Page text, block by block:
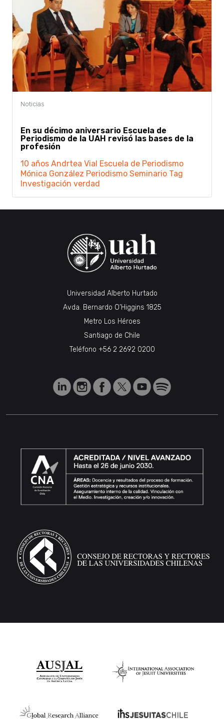
En su décimo aniversario Escuela de
Periodismo de la UAH revisó las bases de la
profesión
10 años Andrtea Vial Escuela de Periodismo
Mónica González Periodismo Seminario Tag
Investigación verdad
Universidad Alberto Hurtado
Avda. Bernardo O’Higgins 1825
Metro Los Héroes
Santiago de Chile
Teléfono +56 2 2692 0200